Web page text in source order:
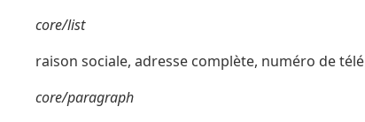
core/list
raison sociale, adresse complète, numéro de
core/paragraph